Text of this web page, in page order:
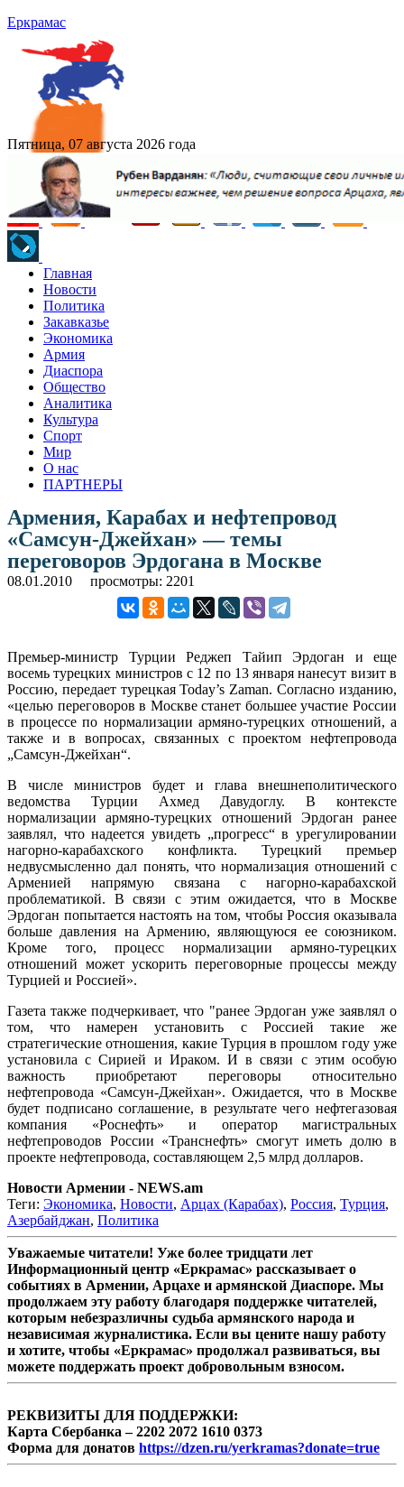
Еркрамас
Пятница, 07 августа 2026 года
Главная
Новости
Политика
Закавказье
Экономика
Армия
Диаспора
Общество
Аналитика
Культура
Спорт
Мир
О нас
ПАРТНЕРЫ
Армения, Карабах и нефтепровод
«Самсун-Джейхан» — темы
переговоров Эрдогана в Москве
08.01.2010 просмотры: 2201
Премьер-министр Турции Реджеп Тайип Эрдоган и еще
восемь турецких министров с 12 по 13 января нанесут визит в
Россию, передает турецкая Today’s Zaman.Согласно изданию,
«целью переговоров в Москве станет большее участие России
в процессе по нормализации армяно-турецких отношений, а
также и в вопросах, связанных с проектом нефтепровода
„Самсун-Джейхан“.
В числе министров будет и глава внешнеполитического
ведомства Турции Ахмед Давудоглу. В контексте
нормализации армяно-турецких отношений Эрдоган ранее
заявлял, что надеется увидеть „прогресс“ в урегулировании
нагорно-карабахского конфликта. Турецкий премьер
недвусмысленно дал понять, что нормализация отношений с
Арменией напрямую связана с нагорно-карабахской
проблематикой. В связи с этим ожидается, что в Москве
Эрдоган попытается настоять на том, чтобы Россия оказывала
больше давления на Армению, являющуюся ее союзником.
Кроме того, процесс нормализации армяно-турецких
отношений может ускорить переговорные процессы между
Турцией и Россией».
Газета также подчеркивает, что "ранее Эрдоган уже заявлял о
том, что намерен установить с Россией такие же
стратегические отношения, какие Турция в прошлом году уже
установила с Сирией и Ираком. И в связи с этим особую
важность приобретают переговоры относительно
нефтепровода «Самсун-Джейхан». Ожидается, что в Москве
будет подписано соглашение, в результате чего нефтегазовая
компания «Роснефть» и оператор магистральных
нефтепроводов России «Транснефть» смогут иметь долю в
проекте нефтепровода, составляющем 2,5 млрд долларов.
Новости Армении - NEWS.am
Теги: Экономика, Новости, Арцах (Карабах), Россия, Турция,
Азербайджан, Политика
Уважаемые читатели! Уже более тридцати лет
Информационный центр «Еркрамас» рассказывает о
событиях в Армении, Арцахе и армянской Диаспоре. Мы
продолжаем эту работу благодаря поддержке читателей,
которым небезразличны судьба армянского народа и
независимая журналистика. Если вы цените нашу работу
и хотите, чтобы «Еркрамас» продолжал развиваться, вы
можете поддержать проект добровольным взносом.
РЕКВИЗИТЫ ДЛЯ ПОДДЕРЖКИ:
Карта Сбербанка – 2202 2072 1610 0373
Форма для донатов https://dzen.ru/yerkramas?donate=true